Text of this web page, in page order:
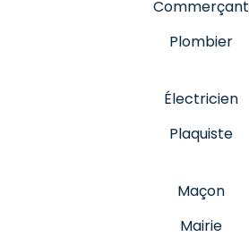
Commerçant
Plombier
Électricien
Plaquiste
Maçon
Mairie